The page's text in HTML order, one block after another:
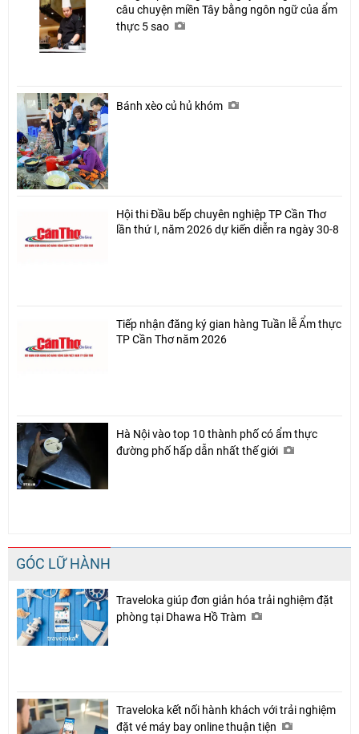
câu chuyện miền Tây bằng ngôn ngữ của ẩm
thực 5 sao
Bánh xèo củ hủ khóm
Hội thi Đầu bếp chuyên nghiệp TP Cần Thơ
lần thứ I, năm 2026 dự kiến diễn ra ngày 30-8
Tiếp nhận đăng ký gian hàng Tuần lễ Ẩm thực
TP Cần Thơ năm 2026
Hà Nội vào top 10 thành phố có ẩm thực
đường phố hấp dẫn nhất thế giới
GÓC LỮ HÀNH
Traveloka giúp đơn giản hóa trải nghiệm đặt
phòng tại Dhawa Hồ Tràm
Traveloka kết nối hành khách với trải nghiệm
đặt vé máy bay online thuận tiện